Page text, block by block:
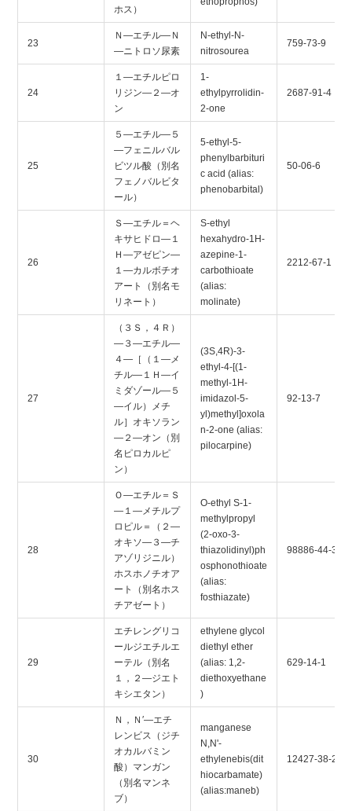
ホス）
23
Ｎ―エチル―Ｎ
―ニトロソ尿素
N-ethyl-N-
nitrosourea
759-73-9
24
１―エチルピロ
リジン―２―オ
ン
1-
ethylpyrrolidin-
2-one
2687-91-4
25
５―エチル―５
―フェニルバル
ビツル酸（別名
フェノバルビタ
ール）
5-ethyl-5-
phenylbarbituri
c acid (alias:
phenobarbital)
50-06-6
26
Ｓ―エチル＝ヘ
キサヒドロ―１
Ｈ―アゼピン―
１―カルボチオ
アート（別名モ
リネート）
S-ethyl
hexahydro-1H-
azepine-1-
carbothioate
(alias:
molinate)
2212-67-1
27
（３Ｓ，４Ｒ）
―３―エチル―
４―［（１―メ
チル―１Ｈ―イ
ミダゾール―５
―イル）メチ
ル］オキソラン
―２―オン（別
名ピロカルピ
ン）
(3S,4R)-3-
ethyl-4-[(1-
methyl-1H-
imidazol-5-
yl)methyl]oxola
n-2-one (alias:
pilocarpine)
92-13-7
28
Ｏ―エチル＝Ｓ
―１―メチルプ
ロピル＝（２―
オキソ―３―チ
アゾリジニル）
ホスホノチオア
ート（別名ホス
チアゼート）
O-ethyl S-1-
methylpropyl
(2-oxo-3-
thiazolidinyl)ph
osphonothioate
(alias:
fosthiazate)
98886-44-3
29
エチレングリコ
ールジエチルエ
ーテル（別名
１，２―ジエト
キシエタン）
ethylene glycol
diethyl ether
(alias: 1,2-
diethoxyethane
)
629-14-1
30
Ｎ，Ｎ′―エチ
レンビス（ジチ
オカルバミン
酸）マンガン
（別名マンネ
ブ）
manganese
N,N'-
ethylenebis(dit
hiocarbamate)
(alias:maneb)
12427-38-2